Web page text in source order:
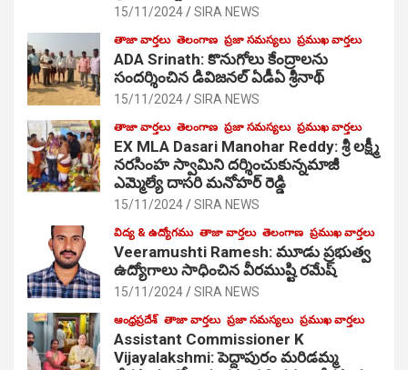
15/11/2024 SIRA NEWS
తాజా వార్తలు తెలంగాణ ప్రజా సమస్యలు ప్రముఖ వార్తలు
ADA Srinath: కొనుగోలు కేంద్రాల‌ను
సంద‌ర్శించిన డివిజనల్ ఏడీఏ శ్రీనాథ్
15/11/2024 SIRA NEWS
తాజా వార్తలు తెలంగాణ ప్రజా సమస్యలు ప్రముఖ వార్తలు
EX MLA Dasari Manohar Reddy: శ్రీ లక్ష్మీ
నరసింహ స్వామిని దర్శించుకున్నమాజీ
ఎమ్మెల్యే దాసరి మనోహర్ రెడ్డి
15/11/2024 SIRA NEWS
విద్య & ఉద్యోగము తాజా వార్తలు తెలంగాణ ప్రముఖ వార్తలు
Veeramushti Ramesh: మూడు ప్రభుత్వ
ఉద్యోగాలు సాధించిన వీరముష్టి రమేష్
15/11/2024 SIRA NEWS
ఆంధ్రప్రదేశ్ తాజా వార్తలు ప్రజా సమస్యలు ప్రముఖ వార్తలు
Assistant Commissioner K
Vijayalakshmi: పెద్దాపురం మరిడమ్మ